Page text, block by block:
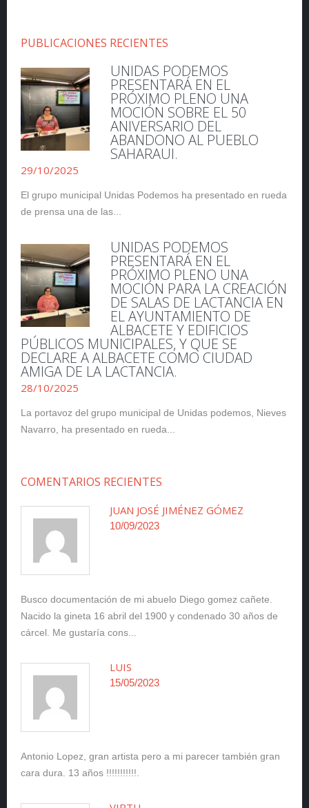
PUBLICACIONES RECIENTES
UNIDAS PODEMOS
PRESENTARÁ EN EL
PRÓXIMO PLENO UNA
MOCIÓN SOBRE EL 50
ANIVERSARIO DEL
ABANDONO AL PUEBLO
SAHARAUI.
29/10/2025
El grupo municipal Unidas Podemos ha presentado en rueda
de prensa una de las...
UNIDAS PODEMOS
PRESENTARÁ EN EL
PRÓXIMO PLENO UNA
MOCIÓN PARA LA CREACIÓN
DE SALAS DE LACTANCIA EN
EL AYUNTAMIENTO DE
ALBACETE Y EDIFICIOS
PÚBLICOS MUNICIPALES, Y QUE SE
DECLARE A ALBACETE COMO CIUDAD
AMIGA DE LA LACTANCIA.
28/10/2025
La portavoz del grupo municipal de Unidas podemos, Nieves
Navarro, ha presentado en rueda...
COMENTARIOS RECIENTES
JUAN JOSÉ JIMÉNEZ GÓMEZ
10/09/2023
Busco documentación de mi abuelo Diego gomez cañete.
Nacido la gineta 16 abril del 1900 y condenado 30 años de
cárcel. Me gustaría cons...
LUIS
15/05/2023
Antonio Lopez, gran artista pero a mi parecer también gran
cara dura. 13 años !!!!!!!!!!!.